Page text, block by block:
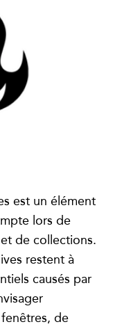
est un élément
lors de
de collections.
restent à
causés par
de